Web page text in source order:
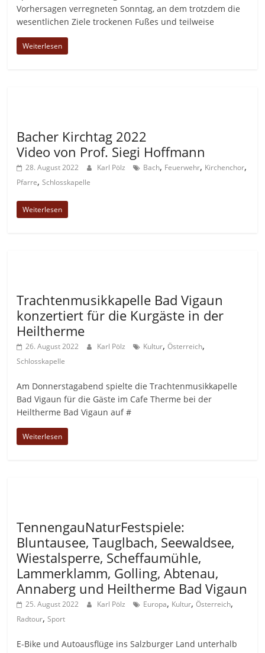
Vorhersagen verregneten Sonntag, an dem trotzdem die
wesentlichen Ziele trockenen Fußes und teilweise
Weiterlesen
Bacher Kirchtag 2022
Video von Prof. Siegi Hoffmann
28. August 2022 Karl Pölz Bach, Feuerwehr, Kirchenchor,
Pfarre,Schlosskapelle
Weiterlesen
Trachtenmusikkapelle Bad Vigaun
konzertiert für die Kurgäste in der
Heiltherme
26. August 2022 Karl Pölz Kultur,Österreich,
Schlosskapelle
Am Donnerstagabend spielte die Trachtenmusikkapelle
Bad Vigaun für die Gäste im Cafe Therme bei der
Heiltherme Bad Vigaun auf #
Weiterlesen
TennengauNaturFestspiele:
Bluntausee, Tauglbach, Seewaldsee,
Wiestalsperre, Scheffaumühle,
Lammerklamm, Golling, Abtenau,
Annaberg und Heiltherme Bad Vigaun
25. August 2022 Karl Pölz Europa, Kultur,Österreich,
Radtour,Sport
E-Bike und Autoausflüge ins Salzburger Land unterhalb